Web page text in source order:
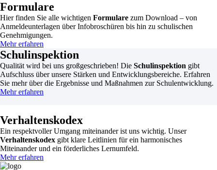
Formulare
Hier finden Sie alle wichtigen Formulare zum Download – von
Anmeldeunterlagen über Infobroschüren bis hin zu schulischen
Genehmigungen.
Mehr erfahren
Schulinspektion
Qualität wird bei uns großgeschrieben! Die Schulinspektion gibt
Aufschluss über unsere Stärken und Entwicklungsbereiche. Erfahren
Sie mehr über die Ergebnisse und Maßnahmen zur Schulentwicklung.
Mehr erfahren
Verhaltenskodex
Ein respektvoller Umgang miteinander ist uns wichtig. Unser
Verhaltenskodex gibt klare Leitlinien für ein harmonisches
Miteinander und ein förderliches Lernumfeld.
Mehr erfahren